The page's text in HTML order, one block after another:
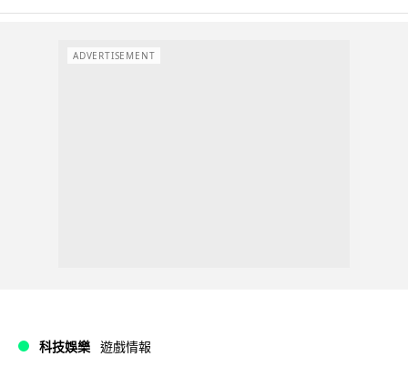
ADVERTISEMENT
科技娛樂 遊戲情報